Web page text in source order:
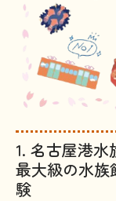
1. 名古屋港
最大級の水族
験